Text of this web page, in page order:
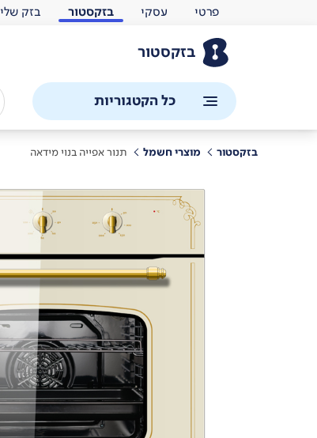
פרטי עסקי בזקסטור בזק שלי
בזקסטור
כל הקטגוריות
בזקסטור מוצרי חשמל תנור אפייה בנוי מידאה